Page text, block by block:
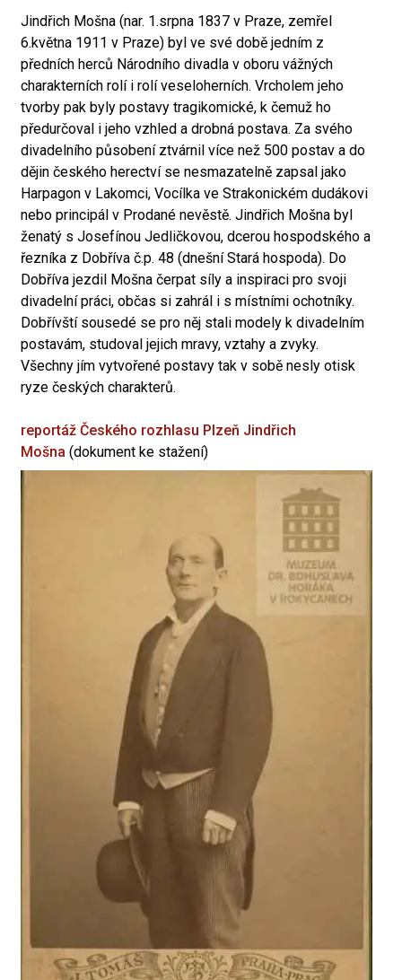
Jindřich Mošna (nar. 1.srpna 1837 v Praze, zemřel
6.května 1911 v Praze) byl ve své době jedním z
předních herců Národního divadla v oboru vážných
charakterních rolí i rolí veseloherních. Vrcholem jeho
tvorby pak byly postavy tragikomické, k čemuž ho
předurčoval i jeho vzhled a drobná postava. Za svého
divadelního působení ztvárnil více než 500 postav a do
dějin českého herectví se nesmazatelně zapsal jako
Harpagon v Lakomci, Vocílka ve Strakonickém dudákovi
nebo principál v Prodané nevěstě. Jindřich Mošna byl
ženatý s Josefínou Jedličkovou, dcerou hospodského a
řezníka z Dobříva č.p. 48 (dnešní Stará hospoda). Do
Dobříva jezdil Mošna čerpat síly a inspiraci pro svoji
divadelní práci, občas si zahrál i s místními ochotníky.
Dobřívští sousedé se pro něj stali modely k divadelním
postavám, studoval jejich mravy, vztahy a zvyky.
Všechny jím vytvořené postavy tak v sobě nesly otisk
ryze českých charakterů.
reportáž Českého rozhlasu Plzeň Jindřich
Mošna (dokument ke stažení)